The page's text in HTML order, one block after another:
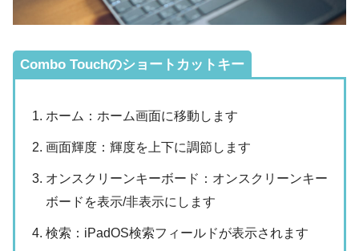
Combo Touchのショートカットキー
ホーム：ホーム画面に移動します
画面輝度：輝度を上下に調節します
オンスクリーンキーボード：オンスクリーンキー
ボードを表示/非表示にします
検索：iPadOS検索フィールドが表示されます